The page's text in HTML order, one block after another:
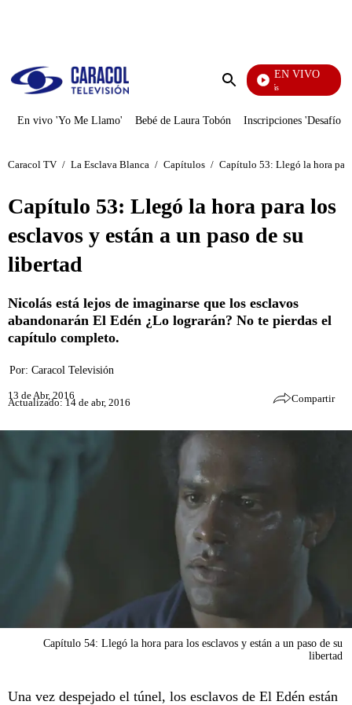
Enviar
EN VIVO
También Caerás
En vivo 'Yo Me Llamo' Bebé de Laura Tobón Inscripciones 'Desafío'
Caracol TV / La Esclava Blanca / Capítulos / Capítulo 53: Llegó la hora
Capítulo 53: Llegó la hora para los
esclavos y están a un paso de su
libertad
Nicolás está lejos de imaginarse que los esclavos
abandonarán El Edén ¿Lo lograrán? No te pierdas el
capítulo completo.
Por: Caracol Televisión
13 de Abr, 2016
Actualizado: 14 de abr, 2016 Compartir
Capítulo 54: Llegó la hora para los esclavos y están a un paso de su
libertad
Una vez despejado el túnel, los esclavos de El Edén están